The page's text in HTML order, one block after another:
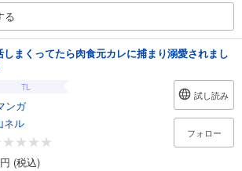
る
しまくってたら肉食元カレに捕まり溺愛されまし
TL
ンガ
ネル
(税込)
試し読み
フォロー